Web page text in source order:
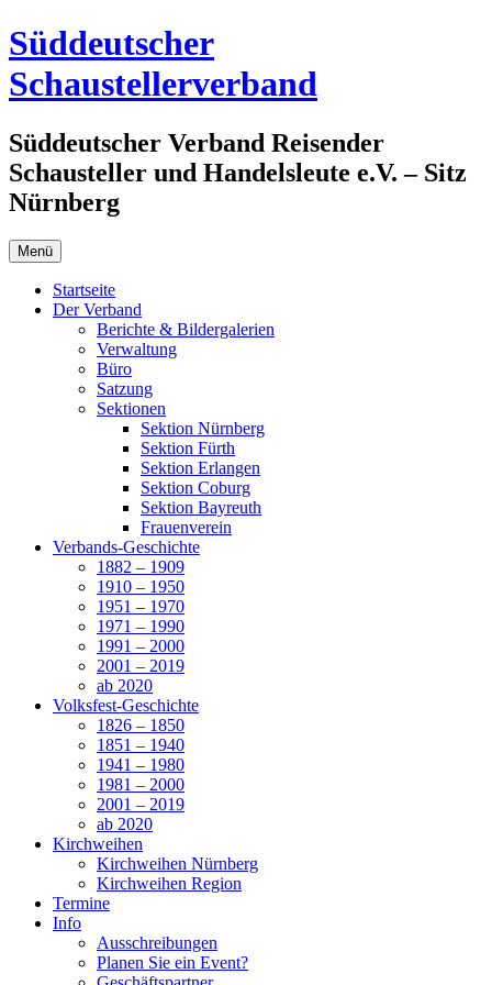
Zum
Inhalt
springen
Süddeutscher
Schaustellerverband
Süddeutscher Verband Reisender
Schausteller und Handelsleute e.V. – Sitz
Nürnberg
Menü
Startseite
Der Verband
Berichte & Bildergalerien
Verwaltung
Büro
Satzung
Sektionen
Sektion Nürnberg
Sektion Fürth
Sektion Erlangen
Sektion Coburg
Sektion Bayreuth
Frauenverein
Verbands-Geschichte
1882 – 1909
1910 – 1950
1951 – 1970
1971 – 1990
1991 – 2000
2001 – 2019
ab 2020
Volksfest-Geschichte
1826 – 1850
1851 – 1940
1941 – 1980
1981 – 2000
2001 – 2019
ab 2020
Kirchweihen
Kirchweihen Nürnberg
Kirchweihen Region
Termine
Info
Ausschreibungen
Planen Sie ein Event?